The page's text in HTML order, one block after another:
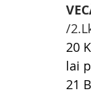
/
20
lai
21